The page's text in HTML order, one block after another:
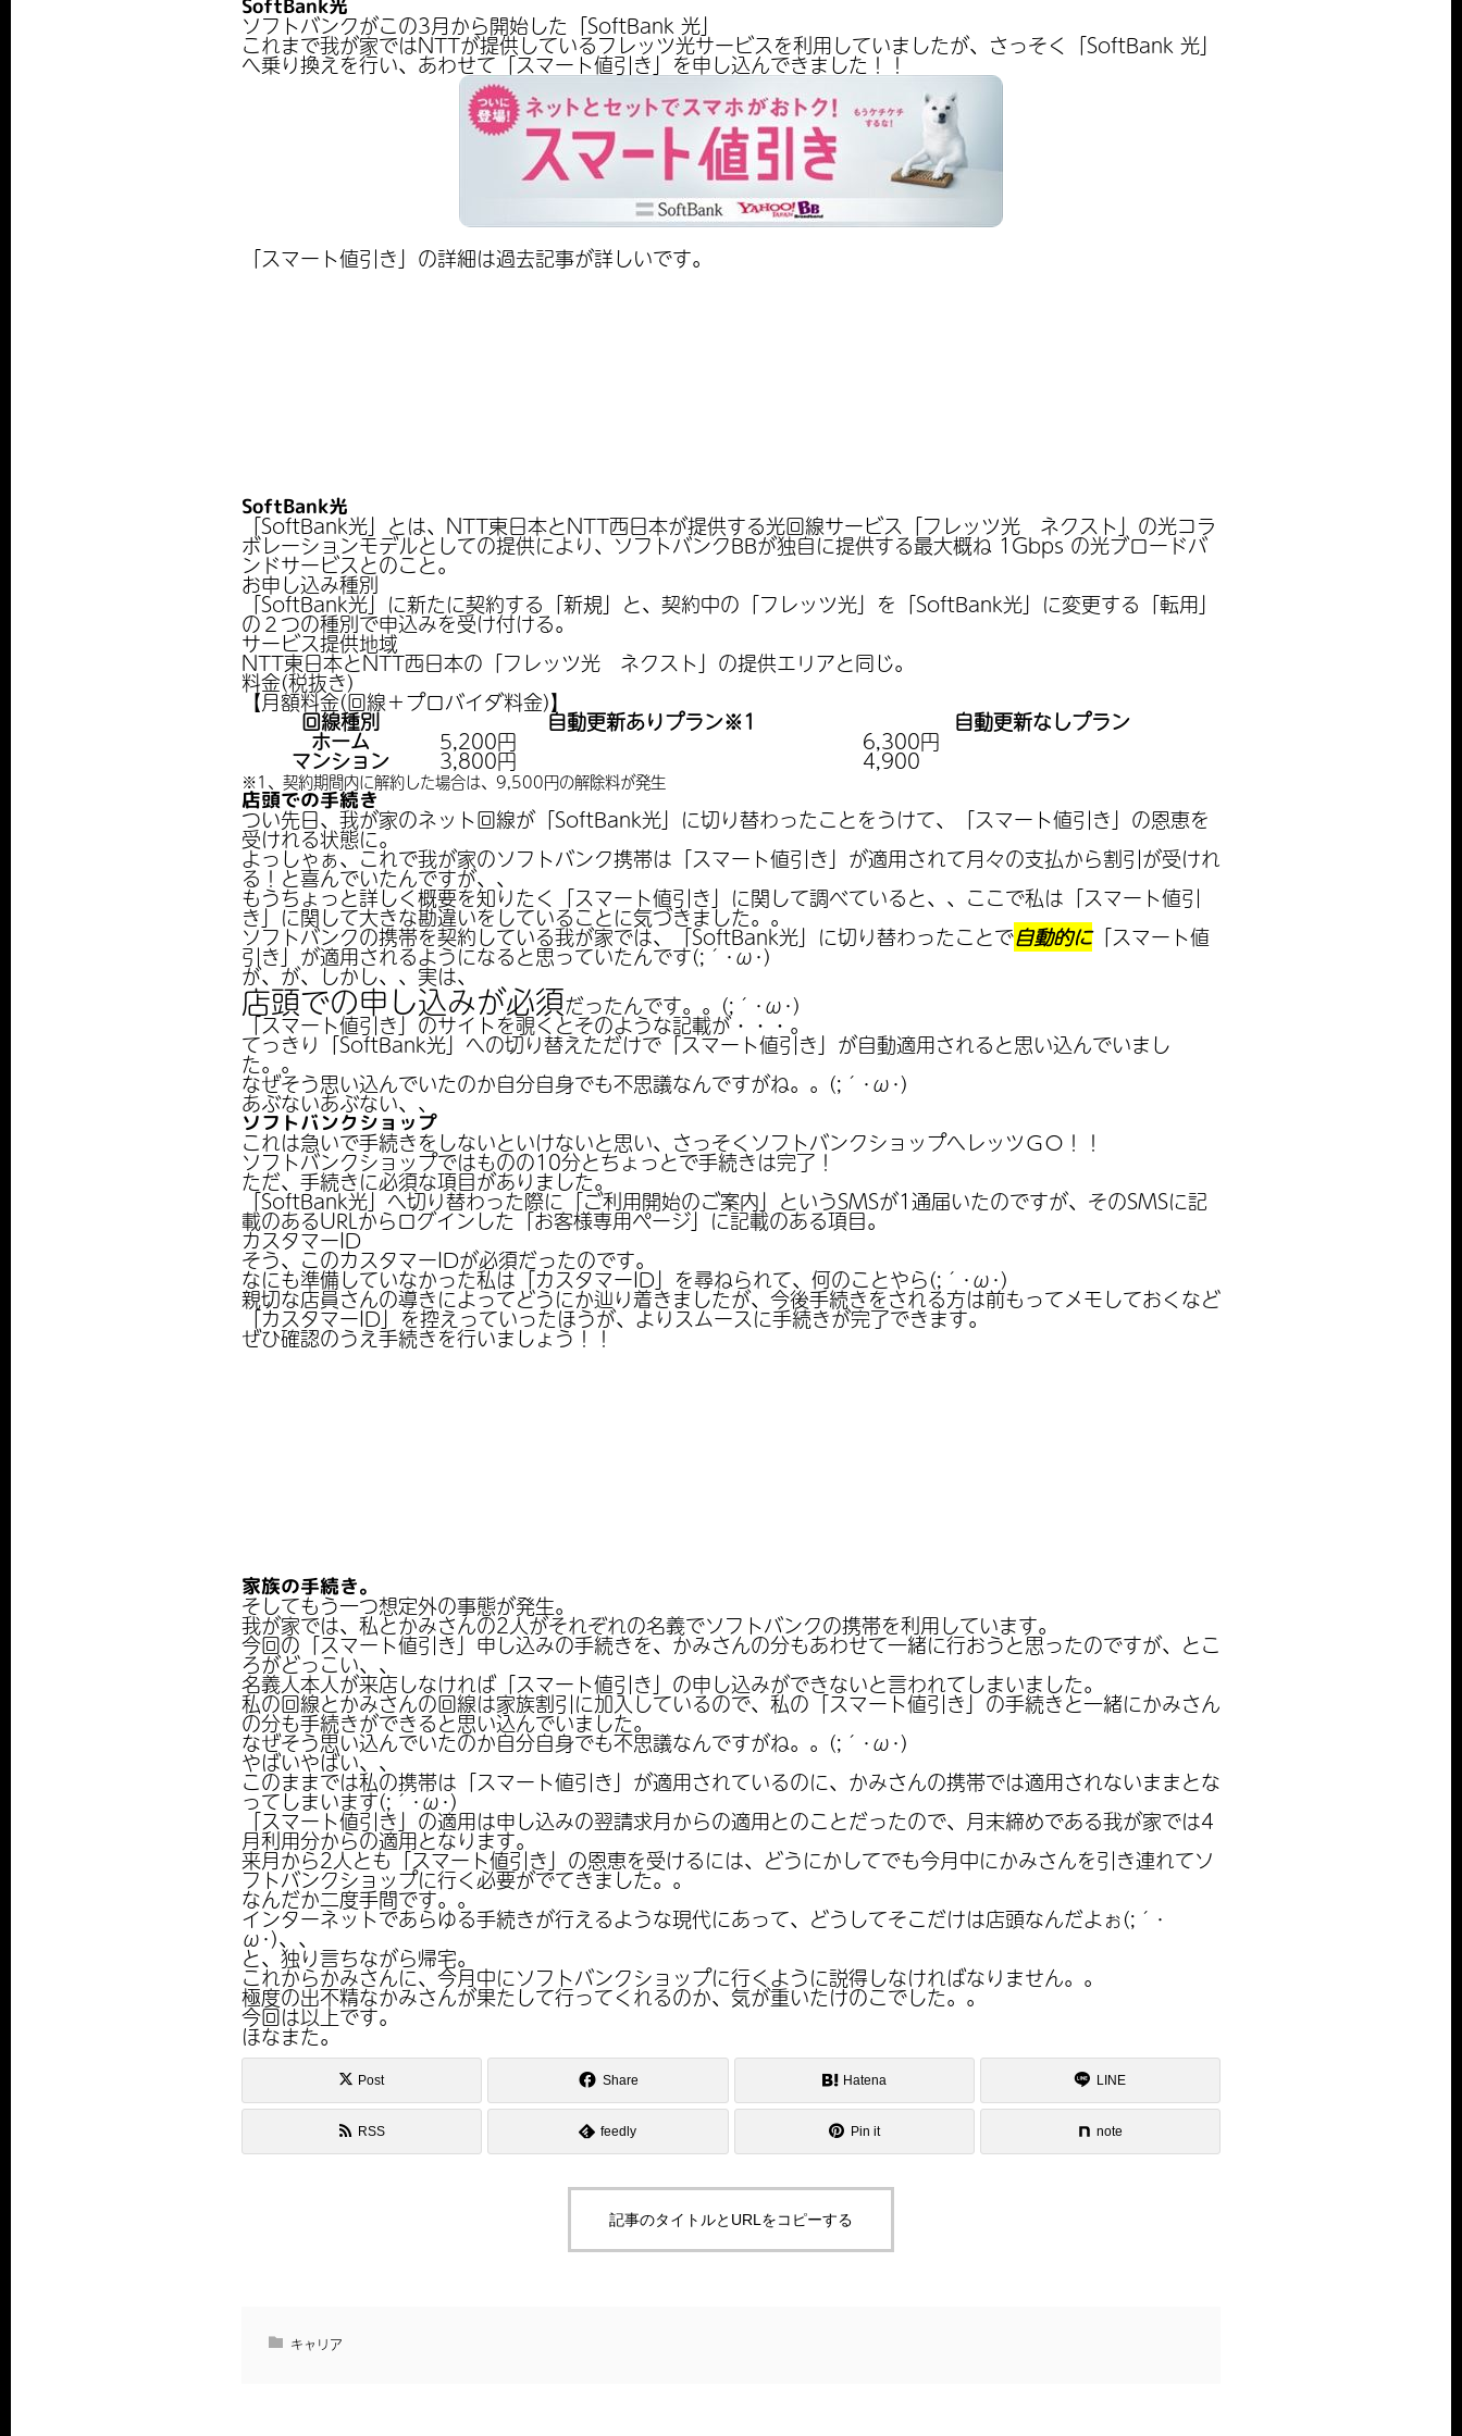
SoftBank光
ソフトバンクがこの3月から開始した「SoftBank 光」
これまで我が家ではNTTが提供しているフレッツ光サービスを利用していましたが、さっそく「SoftBank 光」
へ乗り換えを行い、あわせて「スマート値引き」を申し込んできました！！
「スマート値引き」の詳細は過去記事が詳しいです。
SoftBank光
「SoftBank光」とは、NTT東日本とNTT西日本が提供する光回線サービス「フレッツ光 ネクスト」の光コラ
ボレーションモデルとしての提供により、ソフトバンクBBが独自に提供する最大概ね 1Gbps の光ブロードバ
ンドサービスとのこと。
お申し込み種別
「SoftBank光」に新たに契約する「新規」と、契約中の「フレッツ光」を「SoftBank光」に変更する「転用」
の２つの種別で申込みを受け付ける。
サービス提供地域
NTT東日本とNTT西日本の「フレッツ光 ネクスト」の提供エリアと同じ。
料金(税抜き)
【月額料金(回線＋プロバイダ料金)】
回線種別 自動更新ありプラン※1 自動更新なしプラン
ホーム 5,200円 6,300円
マンション 3,800円 4,900
※1、契約期間内に解約した場合は、9,500円の解除料が発生
店頭での手続き
つい先日、我が家のネット回線が「SoftBank光」に切り替わったことをうけて、「スマート値引き」の恩恵を
受けれる状態に。
よっしゃぁ、これで我が家のソフトバンク携帯は「スマート値引き」が適用されて月々の支払から割引が受けれ
る！と喜んでいたんですが、、
もうちょっと詳しく概要を知りたく「スマート値引き」に関して調べていると、、ここで私は「スマート値引
き」に関して大きな勘違いをしていることに気づきました。。
ソフトバンクの携帯を契約している我が家では、「SoftBank光」に切り替わったことで自動的に「スマート値
引き」が適用されるようになると思っていたんです(;´･ω･)
が、が、しかし、、実は、
店頭での申し込みが必須だったんです。。(;´･ω･)
「スマート値引き」のサイトを覗くとそのような記載が・・・。
てっきり「SoftBank光」への切り替えただけで「スマート値引き」が自動適用されると思い込んでいまし
た。。
なぜそう思い込んでいたのか自分自身でも不思議なんですがね。。(;´･ω･)
あぶないあぶない、、
ソフトバンクショップ
これは急いで手続きをしないといけないと思い、さっそくソフトバンクショップへレッツＧＯ！！
ソフトバンクショップではものの10分とちょっとで手続きは完了！
ただ、手続きに必須な項目がありました。
「SoftBank光」へ切り替わった際に「ご利用開始のご案内」というSMSが1通届いたのですが、そのSMSに記
載のあるURLからログインした「お客様専用ページ」に記載のある項目。
カスタマーID
そう、このカスタマーIDが必須だったのです。
なにも準備していなかった私は「カスタマーID」を尋ねられて、何のことやら(;´･ω･)
親切な店員さんの導きによってどうにか辿り着きましたが、今後手続きをされる方は前もってメモしておくなど
「カスタマーID」を控えっていったほうが、よりスムースに手続きが完了できます。
ぜひ確認のうえ手続きを行いましょう！！
家族の手続き。
そしてもう一つ想定外の事態が発生。
我が家では、私とかみさんの2人がそれぞれの名義でソフトバンクの携帯を利用しています。
今回の「スマート値引き」申し込みの手続きを、かみさんの分もあわせて一緒に行おうと思ったのですが、とこ
ろがどっこい、、
名義人本人が来店しなければ「スマート値引き」の申し込みができないと言われてしまいました。
私の回線とかみさんの回線は家族割引に加入しているので、私の「スマート値引き」の手続きと一緒にかみさん
の分も手続きができると思い込んでいました。
なぜそう思い込んでいたのか自分自身でも不思議なんですがね。。(;´･ω･)
やばいやばい、、
このままでは私の携帯は「スマート値引き」が適用されているのに、かみさんの携帯では適用されないままとな
ってしまいます(;´･ω･)
「スマート値引き」の適用は申し込みの翌請求月からの適用とのことだったので、月末締めである我が家では4
月利用分からの適用となります。
来月から2人とも「スマート値引き」の恩恵を受けるには、どうにかしてでも今月中にかみさんを引き連れてソ
フトバンクショップに行く必要がでてきました。。
なんだか二度手間です。。
インターネットであらゆる手続きが行えるような現代にあって、どうしてそこだけは店頭なんだよぉ(;´･
ω･)、、
と、独り言ちながら帰宅。
これからかみさんに、今月中にソフトバンクショップに行くように説得しなければなりません。。
極度の出不精なかみさんが果たして行ってくれるのか、気が重いたけのこでした。。
今回は以上です。
ほなまた。
Post Share Hatena LINE
RSS feedly Pin it note
記事のタイトルとURLをコピーする
キャリア